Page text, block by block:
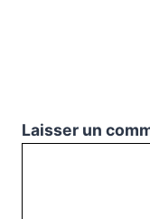
Laisser un